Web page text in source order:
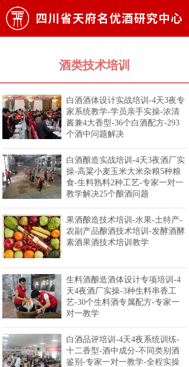
酒类技术培训
白酒酒体设计实战培训-4天3夜专
家系统教学-学员亲手实操-浓清
酱兼4大香型-36个白酒配方-293
个酒中问题解决
白酒酿造实战培训-4天3夜酒厂实
操-高粱小麦玉米大米杂粮5种粮
食-生料熟料2种工艺-专家一对一
教学解决25个酿酒问题
果酒酿造技术培训-水果-土特产-
农副产品酿酒技术培训-发酵酒酵
素酒果酒技术培训教学
生料酒酿造酒体设计专项培训-4
天4夜酒厂实操-3种生料串香工
艺-30个生料酒专属配方-专家一
对一教学
白酒品评培训-4天4夜系统训练-
十二香型-酒中成分-不同类别酒
鉴别-专家一对一教学-全程实操